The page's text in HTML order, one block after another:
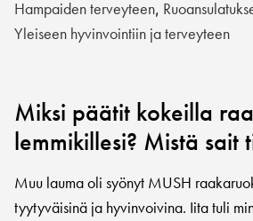
Hampaiden terveyteen,
Yleiseen hyvinvointiin ja terveyteen
Miksi päätit kokeilla
lemmikillesi? Mistä sait
Muu lauma oli syönyt MUSH
tyytyväisinä ja hyvinvoivina. Iita tuli